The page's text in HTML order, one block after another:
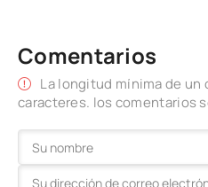
Comentarios
La longitud mínima de un
caracteres. los comentarios